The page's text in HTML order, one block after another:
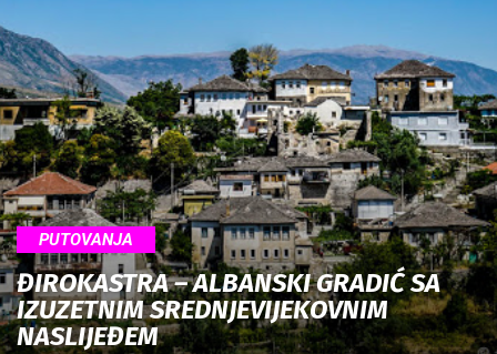
PUTOVANJA
ĐIROKASTRA – ALBANSKI GRADIĆ SA
IZUZETNIM SREDNJEVIJEKOVNIM
NASLIJEĐEM